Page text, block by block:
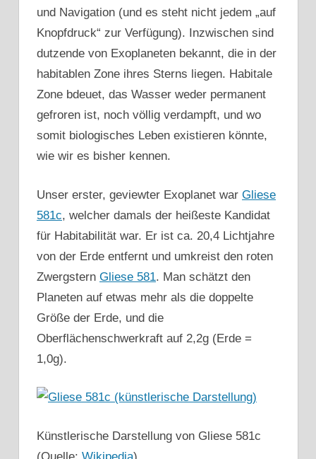
und Navigation (und es steht nicht jedem „auf
Knopfdruck“ zur Verfügung). Inzwischen sind
dutzende von Exoplaneten bekannt, die in der
habitablen Zone ihres Sterns liegen. Habitale
Zone bdeuet, das Wasser weder permanent
gefroren ist, noch völlig verdampft, und wo
somit biologisches Leben existieren könnte,
wie wir es bisher kennen.
Unser erster, geviewter Exoplanet war Gliese
581c, welcher damals der heißeste Kandidat
für Habitabilität war. Er ist ca. 20,4 Lichtjahre
von der Erde entfernt und umkreist den roten
Zwergstern Gliese 581. Man schätzt den
Planeten auf etwas mehr als die doppelte
Größe der Erde, und die
Oberflächenschwerkraft auf 2,2g (Erde =
1,0g).
Künstlerische Darstellung von Gliese 581c